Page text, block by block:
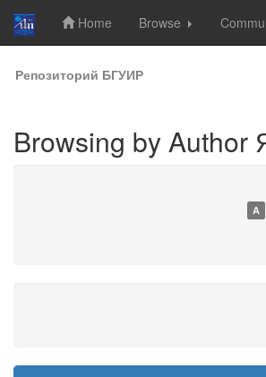
Skip
navigation
Home Browse
Репозиторий БГУИР
Browsing by Author
А